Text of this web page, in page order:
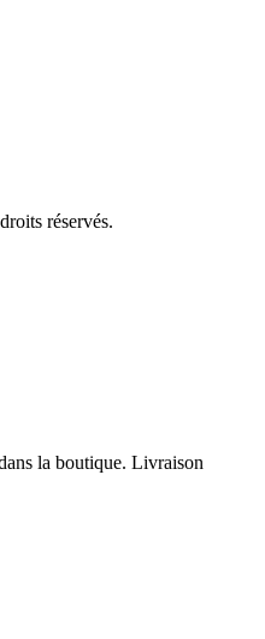
réservés.
la boutique. Livraison